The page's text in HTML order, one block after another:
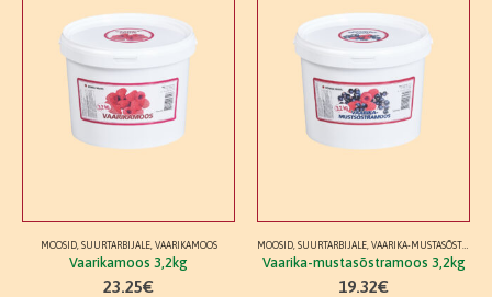
MOOSID, SUURTARBIJALE, VAARIKAMOOS
Vaarikamoos 3,2kg
23.25€
MOOSID SUURTARBIJALE VAARIKA-MUSTASÕSTRAMOOS
Vaarika-mustasõstramoos 3,2kg
19.32€